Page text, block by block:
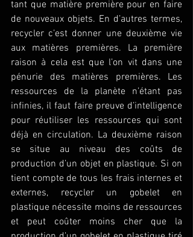
tant que matière première pour en faire
de nouveaux objets. En d’autres termes,
recycler c’est donner une deuxième vie
aux matières premières. La première
raison à cela est que l’on vit dans une
pénurie des matières premières. Les
ressources de la planète n’étant pas
infinies, il faut faire preuve d’intelligence
pour réutiliser les ressources qui sont
déjà en circulation. La deuxième raison
se situe au niveau des coûts de
production d’un objet en plastique. Si on
tient compte de tous les frais internes et
externes, recycler un gobelet en
plastique nécessite moins de ressources
et peut coûter moins cher que la